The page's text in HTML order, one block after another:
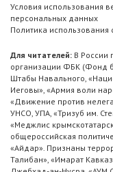
Условия использования
персональных данных
Политика использования
Для читателей: В России
организации ФБК (Фонд
Штабы Навального,
Иеговы», «Армия воли
«Движение против
УНСО, УПА, «Тризуб им.
«Меджлис
общероссийская
«Айдар». Признаны
Талибан», «Имарат